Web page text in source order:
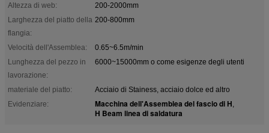
Altezza di web:
200-2000mm
Larghezza del piatto della
flangia:
200-800mm
Velocità dell'Assemblea:
0.65~6.5m/min
Lunghezza del pezzo in
lavorazione:
6000~15000mm o come esigenze degli utenti
materiale del piatto:
Acciaio di Stainess, acciaio dolce ed altro
Evidenziare:
Macchina dell'Assemblea del fascio di H,
H Beam linea di saldatura